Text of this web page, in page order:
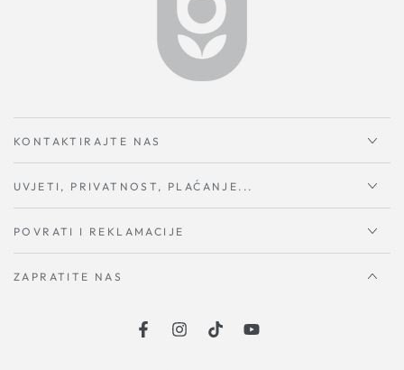
KONTAKTIRAJTE NAS
UVJETI, PRIVATNOST, PLAĆANJE...
POVRATI I REKLAMACIJE
ZAPRATITE NAS
FacebookInstagramTikTokYouTube